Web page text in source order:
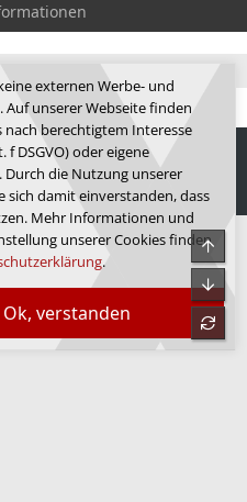
Datenschutz Hilfe Startseite
Ok, verstanden
externen Werbe- und
Auf unserer Webseite finden
nach berechtigtem Interesse
f DSGVO) oder eigene
die Nutzung unserer
sich damit einverstanden, dass
Mehr Informationen und
unserer Cookies finden
.